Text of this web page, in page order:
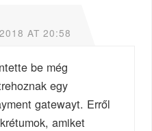
AT 20:58
be még
egy
gatewayt. Erről
amiket